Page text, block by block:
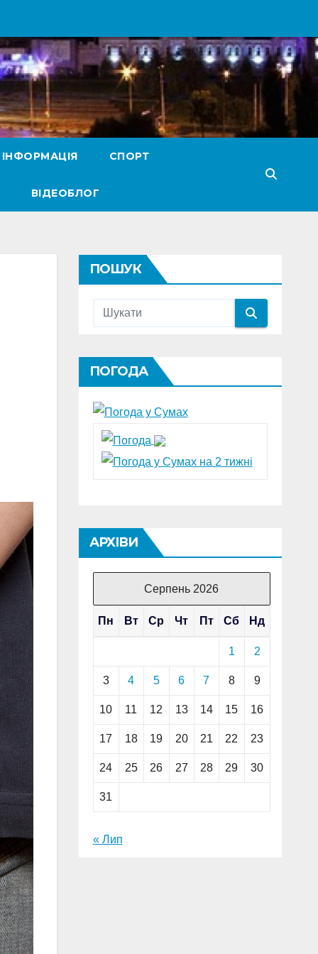
СПОРТ
ВІДЕОБЛОГ
ПОШУК
ПОГОДА
АРХІВИ
Серпень 2026
Пн Вт Ср Чт Пт Сб Нд
1 2
3 4 5 6 7 8 9
10 11 12 13 14 15 16
17 18 19 20 21 22 23
24 25 26 27 28 29 30
31
« Лип